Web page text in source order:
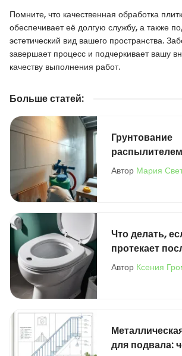
Помните, что качественная обработка
обеспечивает её долгую службу, а также
эстетический вид вашего пространства.
завершает процесс и подчеркивает вашу
качеству выполнения работ.
Больше статей:
Грунтование
Автор Мария
Что делать,
протекает
Автор Ксения
для подвала: